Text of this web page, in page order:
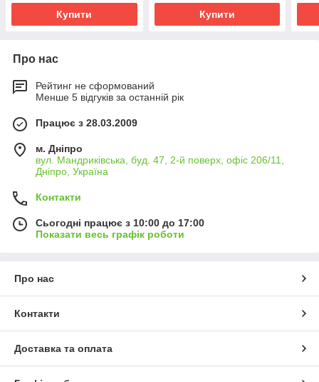
Купити Купити
Про нас
Рейтинг не сформований
Менше 5 відгуків за останній рік
Працює з 28.03.2009
м. Дніпро
вул. Мандриківська, буд. 47, 2-й поверх, офіс 206/11,
Дніпро, Україна
Контакти
Сьогодні працює з 10:00 до 17:00
Показати весь графік роботи
Про нас
Контакти
Доставка та оплата